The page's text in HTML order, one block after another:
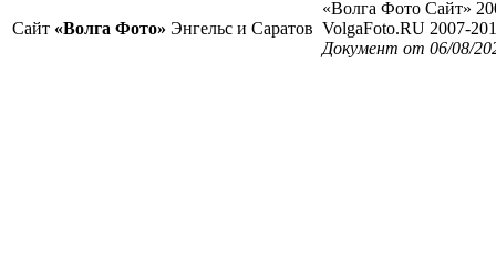
Сайт «Волга Фото» Энгельс и Саратов
«Волга Фото Сайт»
VolgaFoto.RU 2007-
Документ от 06/08/